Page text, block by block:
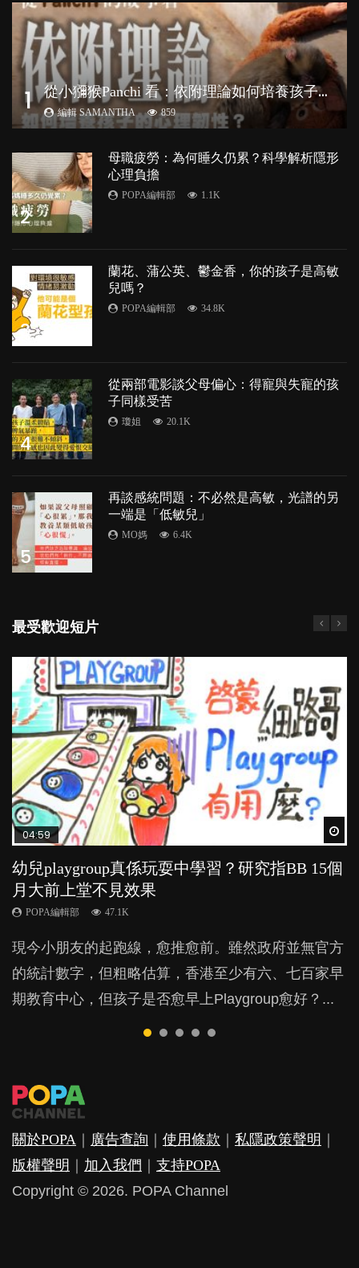
1 從
小獼猴Panchi 看：依附理論如何培養孩子心理韌性？
編輯 SAMANTHA 859
2
母職疲勞：為何睡久仍累？科學解析隱形
心理負擔
POPA編輯部 1.1K
3
蘭花、蒲公英、鬱金香，你的孩子是高敏
兒嗎？
POPA編輯部 34.8K
4
從兩部電影談父母偏心：得寵與失寵的孩
子同樣受苦
瓊姐 20.1K
5
再談感統問題：不必然是高敏，光譜的另
一端是「低敏兒」
MO媽 6.4K
最受歡迎短片
04:59
幼兒playgroup真係玩耍中學習？研究指BB 15個
月大前上堂不見效果
POPA編輯部 47.1K
現今小朋友的起跑線，愈推愈前。雖然政府並無官方
的統計數字，但粗略估算，香港至少有六、七百家早
期教育中心，但孩子是否愈早上Playgroup愈好？...
03:39
幼稚園遊戲課 如何刺激幼兒自發學習取代獎勵
與懲罰？
POPA編輯部 33.1K
由美國學者所創的 tools of the mind 課程，學生以遊
戲方式學習，學術能力和自制能力亦明顯比其他小朋
友優勝，到底這課程有何特別之處？...
03:02
老公患產後憂鬱症對BB的影響
POPA編輯部 15.9K
鬱，影響日常生活，嚴重的甚至會有自殺，或傷害小
朋友的念頭。但為何爸爸患上產後抑鬱往往難以察
覺？...
04:06
全職好？在職好？｜全職媽媽與在職媽媽的壓
力與價值
POPA編輯部 25.8K
許多媽媽心底可能都有一刻掙扎過：究竟全職好，還
是在職好。雖說每個家庭都有自己的獨特狀況和考慮
因素，但原來全職和在職媽媽所養育的子女其實都各
03:41
BB口腔期乜都放入口，父母該制止還是放手？
POPA編輯部 25.5K
成吮手指的習慣，大個就很難戒，但原來一刀切阻止
他們放東西入口，隨時會影響孩子的身心發展？...
關於POPA 廣告查詢 使用條款 私隱政策聲明
版權聲明
加入我們
支持POPA
Copyright © 2026. POPA Channel